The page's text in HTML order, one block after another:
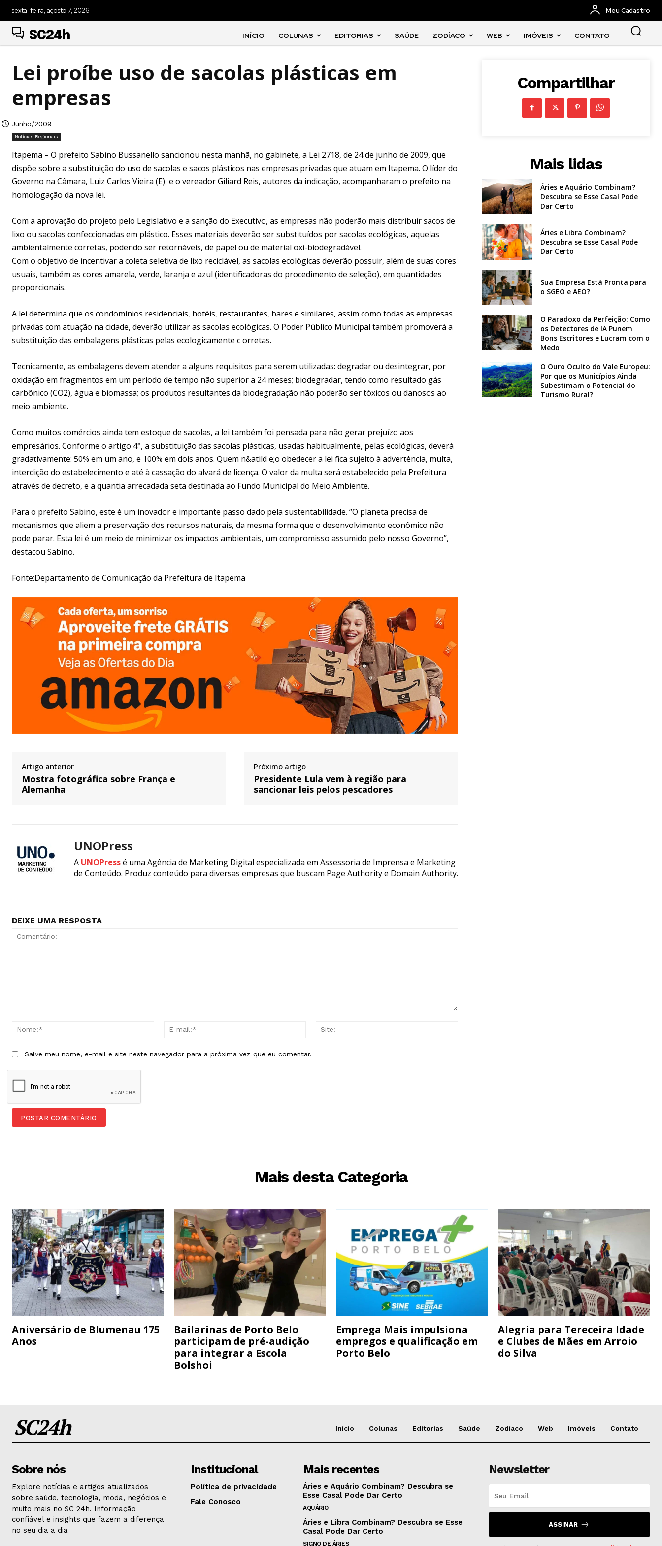
sexta-feira, agosto 7, 2026 Meu Cadastro
SC24h INÍCIO COLUNAS EDITORIAS SAÚDE ZODÍACO WEB IMÓVEIS CONTATO
Lei proíbe uso de sacolas plásticas em
empresas
Junho/2009
Notícias Regionais
Itapema – O prefeito Sabino Bussanello sancionou nesta manhã, no gabinete, a Lei 2718, de 24 de junho de 2009, que
dispõe sobre a substituição do uso de sacolas e sacos plásticos nas empresas privadas que atuam em Itapema. O líder do
Governo na Câmara, Luiz Carlos Vieira (E), e o vereador Giliard Reis, autores da indicação, acompanharam o prefeito na
homologação da nova lei.
Com a aprovação do projeto pelo Legislativo e a sanção do Executivo, as empresas não poderão mais distribuir sacos de
lixo ou sacolas confeccionadas em plástico. Esses materiais deverão ser substituídos por sacolas ecológicas, aquelas
ambientalmente corretas, podendo ser retornáveis, de papel ou de material oxi-biodegradável.
Com o objetivo de incentivar a coleta seletiva de lixo reciclável, as sacolas ecológicas deverão possuir, além de suas cores
usuais, também as cores amarela, verde, laranja e azul (identificadoras do procedimento de seleção), em quantidades
proporcionais.
A lei determina que os condomínios residenciais, hotéis, restaurantes, bares e similares, assim como todas as empresas
privadas com atuação na cidade, deverão utilizar as sacolas ecológicas. O Poder Público Municipal também promoverá a
substituição das embalagens plásticas pelas ecologicamente c orretas.
Tecnicamente, as embalagens devem atender a alguns requisitos para serem utilizadas: degradar ou desintegrar, por
oxidação em fragmentos em um período de tempo não superior a 24 meses; biodegradar, tendo como resultado gás
carbônico (CO2), água e biomassa; os produtos resultantes da biodegradação não poderão ser tóxicos ou danosos ao
meio ambiente.
Como muitos comércios ainda tem estoque de sacolas, a lei também foi pensada para não gerar prejuízo aos
empresários. Conforme o artigo 4°, a substituição das sacolas plásticas, usadas habitualmente, pelas ecológicas, deverá
gradativamente: 50% em um ano, e 100% em dois anos. Quem n&atild e;o obedecer a lei fica sujeito à advertência, multa,
interdição do estabelecimento e até à cassação do alvará de licença. O valor da multa será estabelecido pela Prefeitura
através de decreto, e a quantia arrecadada seta destinada ao Fundo Municipal do Meio Ambiente.
Para o prefeito Sabino, este é um inovador e importante passo dado pela sustentabilidade. “O planeta precisa de
mecanismos que aliem a preservação dos recursos naturais, da mesma forma que o desenvolvimento econômico não
pode parar. Esta lei é um meio de minimizar os impactos ambientais, um compromisso assumido pelo nosso Governo”,
destacou Sabino.
Fonte:Departamento de Comunicação da Prefeitura de Itapema
Artigo anterior
Mostra fotográfica sobre França e
Alemanha
Próximo artigo
Presidente Lula vem à região para
sancionar leis pelos pescadores
UNOPress
A UNOPressé uma Agência de Marketing Digital especializada em Assessoria de Imprensa e Marketing
de Conteúdo. Produz conteúdo para diversas empresas que buscam Page Authority e Domain Authority.
DEIXE UMA RESPOSTA
Nome:*
Salve meu nome, e-mail e site neste navegador para a próxima vez que eu comentar.
Compartilhar
Mais lidas
Áries e Aquário Combinam?
Descubra se Esse Casal Pode
Dar Certo
Áries e Libra Combinam?
Descubra se Esse Casal Pode
Dar Certo
Sua Empresa Está Pronta para
o SGEO e AEO?
O Paradoxo da Perfeição: Como
os Detectores de IA Punem
Bons Escritores e Lucram com o
Medo
O Ouro Oculto do Vale Europeu:
Por que os Municípios Ainda
Subestimam o Potencial do
Turismo Rural?
Mais desta Categoria
Aniversário de Blumenau 175
Anos
Bailarinas de Porto Belo
participam de pré-audição
para integrar a Escola
Bolshoi
Emprega Mais impulsiona
empregos e qualificação em
Porto Belo
Alegria para Tereceira Idade
e Clubes de Mães em Arroio
do Silva
SC24h Início Colunas Editorias Saúde Zodíaco Web Imóveis Contato
Sobre nós
Explore notícias e artigos atualizados
sobre saúde, tecnologia, moda, negócios e
muito mais no SC 24h. Informação
confiável e insights que fazem a diferença
no seu dia a dia
Institucional
Política de privacidade
Fale Conosco
Mais recentes
Áries e Aquário Combinam? Descubra se
Esse Casal Pode Dar Certo
AQUÁRIO
Áries e Libra Combinam? Descubra se Esse
Casal Pode Dar Certo
SIGNO DE ÁRIES
Newsletter
ASSINAR